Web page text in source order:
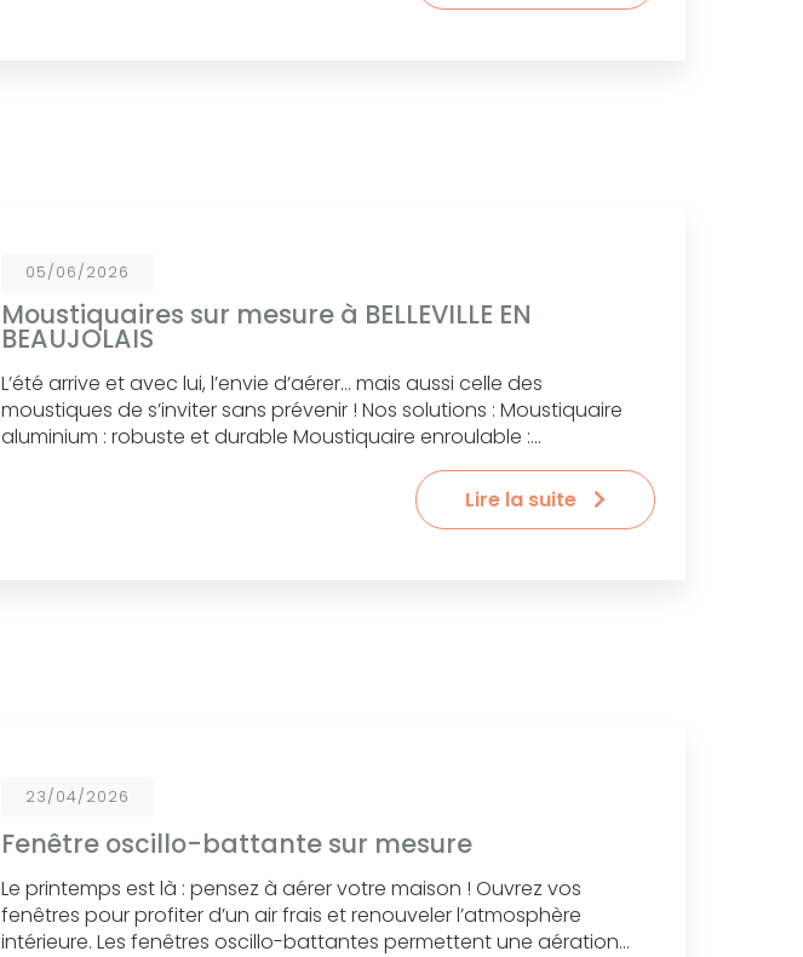
05/06/2026
Moustiquaires sur mesure à BELLEVILLE EN
BEAUJOLAIS
L’été arrive et avec lui, l’envie d’aérer… mais aussi celle des
moustiques de s’inviter sans prévenir ! Nos solutions : Moustiquaire
aluminium : robuste et durable Moustiquaire enroulable :…
Lire la suite
23/04/2026
Fenêtre oscillo-battante sur mesure
Le printemps est là : pensez à aérer votre maison ! Ouvrez vos
fenêtres pour profiter d’un air frais et renouveler l’atmosphère
intérieure. Les fenêtres oscillo-battantes permettent une aération…